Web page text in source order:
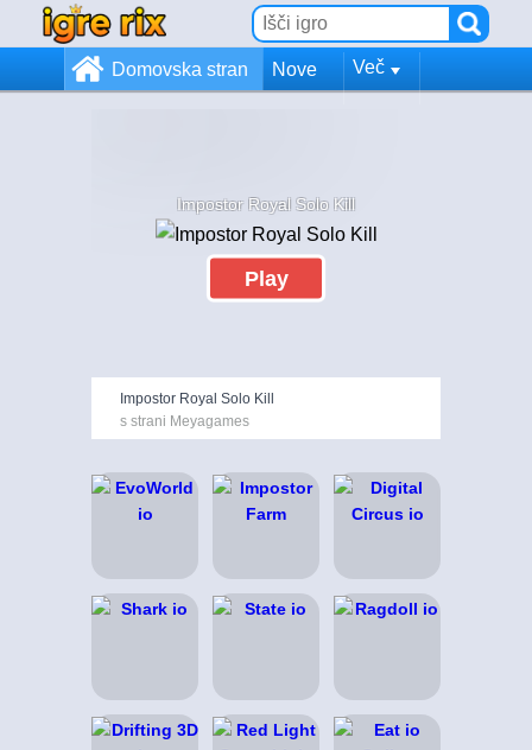
Domovska stran Nove Več
Impostor Royal Solo Kill
Play
Impostor Royal Solo Kill
s strani Meyagames